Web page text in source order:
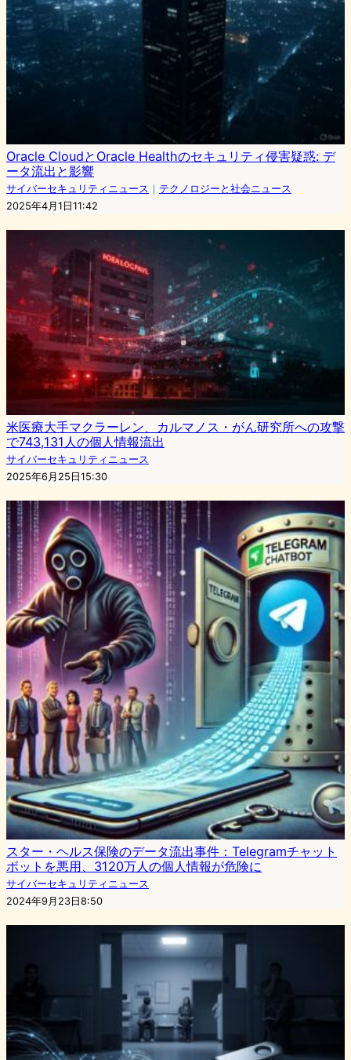
Oracle CloudとOracle Healthのセキュリティ侵害疑惑: デ
ータ流出と影響
サイバーセキュリティニュース ｜ テクノロジーと社会ニュース
2025年4月1日11:42
米医療大手マクラーレン、カルマノス・がん研究所への攻撃
で743,131人の個人情報流出
サイバーセキュリティニュース
2025年6月25日15:30
スター・ヘルス保険のデータ流出事件：Telegramチャット
ボットを悪用、3120万人の個人情報が危険に
サイバーセキュリティニュース
2024年9月23日8:50